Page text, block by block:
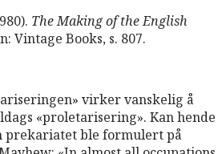
The Making of the English
Vintage Books, s. 807.
virker vanskelig å
«proletarisering». Kan hende
prekariatet ble formulert på